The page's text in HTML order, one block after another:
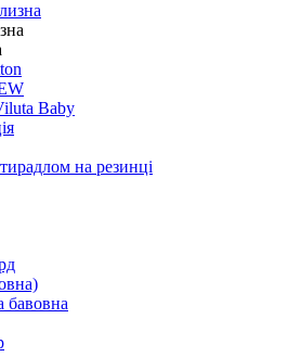
Baby
на резинці
бавовна